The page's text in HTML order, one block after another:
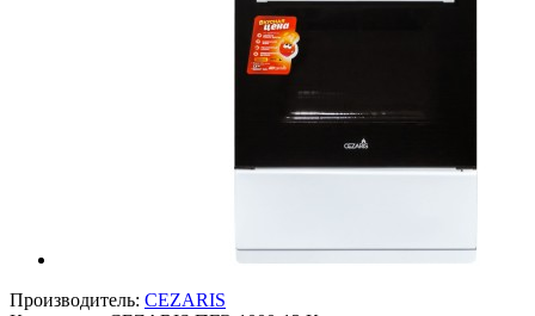
Производитель: CEZARIS